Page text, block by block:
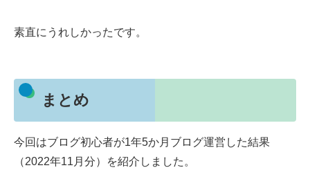
素直にうれしかったです。
まとめ
今回はブログ初心者が1年5か月ブログ運営した結果
（2022年11月分）を紹介しました。